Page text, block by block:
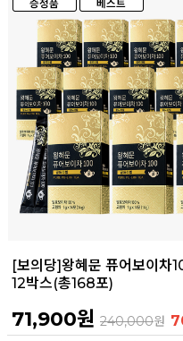
[보의당]왕혜문 퓨어보이차
12박스(총168포)
71,900원 240,000원